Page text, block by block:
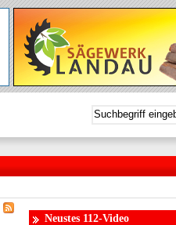
Neustes 112-Video